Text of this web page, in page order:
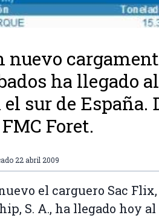
nuevo
ha llegado
el sur de España.
Foret.
22 abril 2009
el carguero Sac
S. A., ha llegado hoy